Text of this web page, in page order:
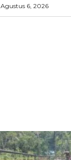
Agustus 6, 2026